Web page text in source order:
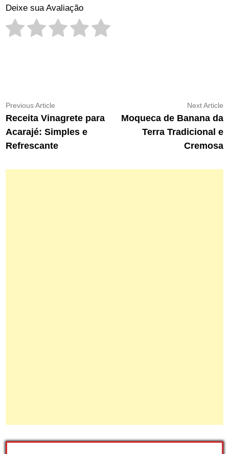
Deixe sua Avaliação
Navegação
de
Post
Previous Article
article:
Receita Vinagrete para
Acarajé: Simples e
Refrescante
Next Article
Moqueca de Banana da
Terra Tradicional e
Cremosa